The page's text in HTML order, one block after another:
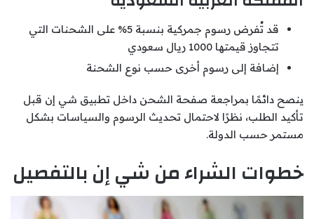
قد تُفرض رسوم جمركية بنسبة 5% على الشحنات التي
تتجاوز قيمتها 1000 ريال سعودي
إضافة إلى رسوم أخرى حسب نوع الشحنة
ينصح دائمًا بمراجعة صفحة الشحن داخل تطبيق شي إن قبل
تأكيد الطلب، نظرًا لاحتمال تحديث الرسوم والسياسات بشكل
مستمر حسب الدولة.
خطوات الشراء من شي إن بالتفصيل